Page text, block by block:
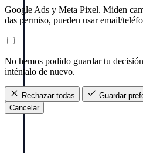
Google Ads y Meta Pixel. Miden
das permiso, pueden usar email/
No hemos podido guardar tu
inténtalo de nuevo.
Rechazar todas
Guardar
Cancelar